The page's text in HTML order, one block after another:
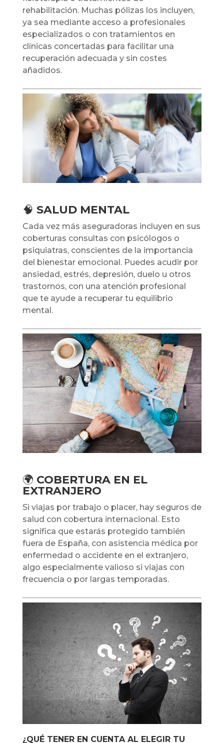
rehabilitación. Muchas pólizas los incluyen,
ya sea mediante acceso a profesionales
especializados o con tratamientos en
clínicas concertadas para facilitar una
recuperación adecuada y sin costes
añadidos.
🧠 SALUD MENTAL
Cada vez más aseguradoras incluyen en sus
coberturas consultas con psicólogos o
psiquiatras, conscientes de la importancia
del bienestar emocional. Puedes acudir por
ansiedad, estrés, depresión, duelo u otros
trastornos, con una atención profesional
que te ayude a recuperar tu equilibrio
mental.
🌍 COBERTURA EN EL
EXTRANJERO
Si viajas por trabajo o placer, hay seguros de
salud con cobertura internacional. Esto
significa que estarás protegido también
fuera de España, con asistencia médica por
enfermedad o accidente en el extranjero,
algo especialmente valioso si viajas con
frecuencia o por largas temporadas.
¿QUÉ TENER EN CUENTA AL ELEGIR TU